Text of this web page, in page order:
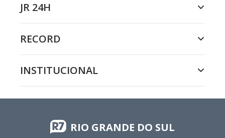
JR 24H
RECORD
INSTITUCIONAL
RIO GRANDE DO SUL